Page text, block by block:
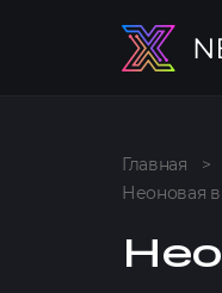
Главная >
Неоновая